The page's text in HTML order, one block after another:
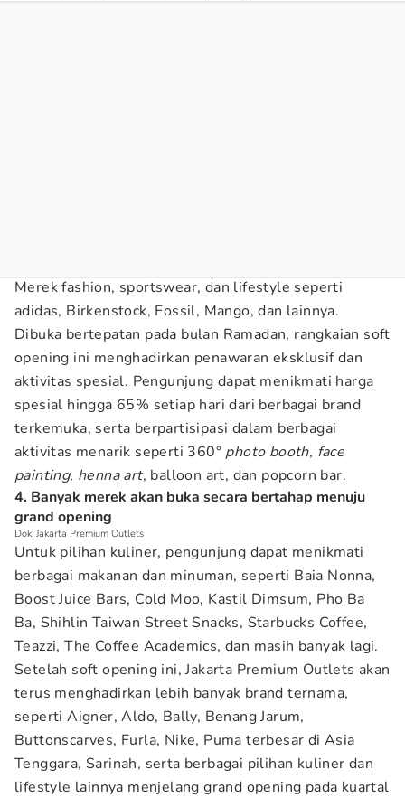
Merek fashion, sportswear, dan lifestyle seperti
adidas, Birkenstock, Fossil, Mango, dan lainnya.
Dibuka bertepatan pada bulan Ramadan, rangkaian soft
opening ini menghadirkan penawaran eksklusif dan
aktivitas spesial. Pengunjung dapat menikmati harga
spesial hingga 65% setiap hari dari berbagai brand
terkemuka, serta berpartisipasi dalam berbagai
aktivitas menarik seperti 360° photo booth, face
painting, henna art, balloon art, dan popcorn bar.
4. Banyak merek akan buka secara bertahap menuju
grand opening
Dok. Jakarta Premium Outlets
Untuk pilihan kuliner, pengunjung dapat menikmati
berbagai makanan dan minuman, seperti Baia Nonna,
Boost Juice Bars, Cold Moo, Kastil Dimsum, Pho Ba
Ba, Shihlin Taiwan Street Snacks, Starbucks Coffee,
Teazzi, The Coffee Academics, dan masih banyak lagi.
Setelah soft opening ini, Jakarta Premium Outlets akan
terus menghadirkan lebih banyak brand ternama,
seperti Aigner, Aldo, Bally, Benang Jarum,
Buttonscarves, Furla, Nike, Puma terbesar di Asia
Tenggara, Sarinah, serta berbagai pilihan kuliner dan
lifestyle lainnya menjelang grand opening pada kuartal